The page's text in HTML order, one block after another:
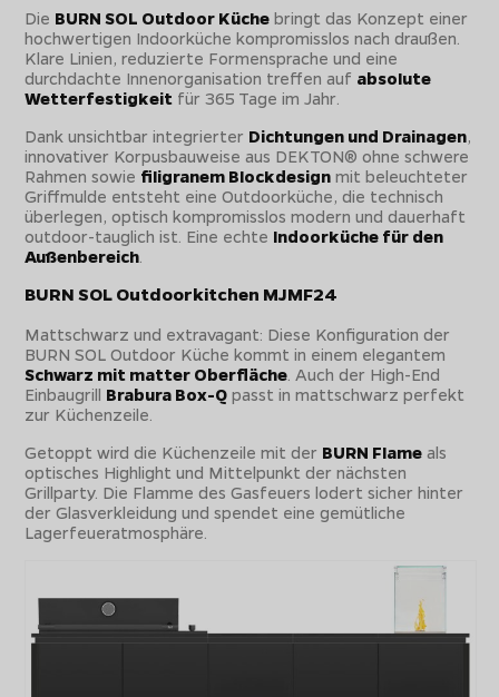
Die BURN SOL Outdoor Küche bringt das Konzept einer
hochwertigen Indoorküche kompromisslos nach draußen.
Klare Linien, reduzierte Formensprache und eine
durchdachte Innenorganisation treffen auf absolute
Wetterfestigkeit für 365 Tage im Jahr.
Dank unsichtbar integrierter Dichtungen und Drainagen,
innovativer Korpusbauweise aus DEKTON® ohne schwere
Rahmen sowie filigranem Blockdesign mit beleuchteter
Griffmulde entsteht eine Outdoorküche, die technisch
überlegen, optisch kompromisslos modern und dauerhaft
outdoor-tauglich ist. Eine echte Indoorküche für den
Außenbereich.
BURN SOL Outdoorkitchen MJMF24
Mattschwarz und extravagant: Diese Konfiguration der
BURN SOL Outdoor Küche kommt in einem elegantem
Schwarz mit matter Oberfläche. Auch der High-End
Einbaugrill Brabura Box-Q passt in mattschwarz perfekt
zur Küchenzeile.
Getoppt wird die Küchenzeile mit der BURN Flame als
optisches Highlight und Mittelpunkt der nächsten
Grillparty. Die Flamme des Gasfeuers lodert sicher hinter
der Glasverkleidung und spendet eine gemütliche
Lagerfeueratmosphäre.